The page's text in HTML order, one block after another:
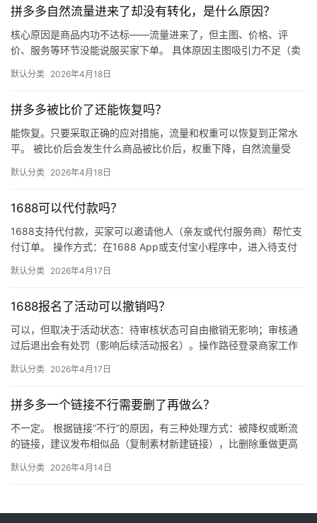
拼多多自然流量进来了却没有转化，是什么原因？
核心原因是商品内功不达标——流量进来了，但主图、价格、评
价、服务等环节没能说服买家下单。 具体原因主图吸引力不足（卖
评少、…
默认分类 2026年4月18日
拼多多被比价了还能恢复吗？
能恢复。只要采取正确的应对措施，流量和权重可以恢复到正常水
平。 被比价后会发生什么商品被比价后，权重下降，自然流量受
网价格…
默认分类 2026年4月18日
1688可以代付款吗？
1688支持代付款，买家可以邀请他人（亲友或代付服务商）帮忙支
付订单。 操作方式：在1688 App或支付宝小程序中，进入待支付
默认分类 2026年4月17日
1688报名了活动可以撤销吗？
可以，但取决于活动状态：待审核状态可自由撤销无影响；审核通
过后退出会有处罚（影响后续活动报名）。操作路径登录商家工作
默认分类 2026年4月17日
拼多多一个链接不行需要删了再做么？
不一定。 根据链接“不行”的原因，有三种处理方式：被降权或断流
的链接，建议发布相似品（复制素材新建链接），比删除重做更高
市…
默认分类 2026年4月14日